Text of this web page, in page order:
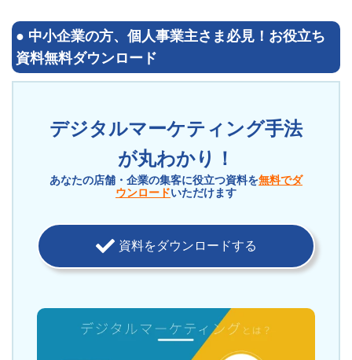
● 中小企業の方、個人事業主さま必見！ お役立ち
資料無料ダウンロード
デジタルマーケティング手法
が丸わかり！
あなたの店舗・企業の集客に役立つ資料を無料でダ
ウンロードいただけます
資料をダウンロードする